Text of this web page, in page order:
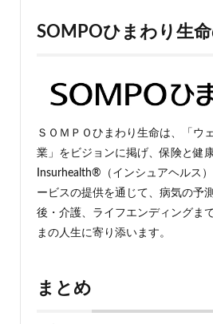
SOMPOひまわり生
ＳＯＭＰＯひまわり生命は、「ウ
業」をビジョンに掲げ、保険と健
Insurhealth®（インシュアヘルス
ービスの提供を通じて、病気の予
後・介護、ライフエンディングま
まの人生に寄り添います。
まとめ